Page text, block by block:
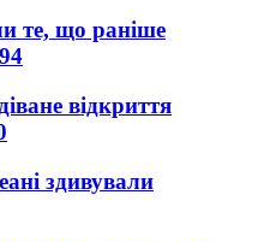
те, що раніше
відкриття
здивували